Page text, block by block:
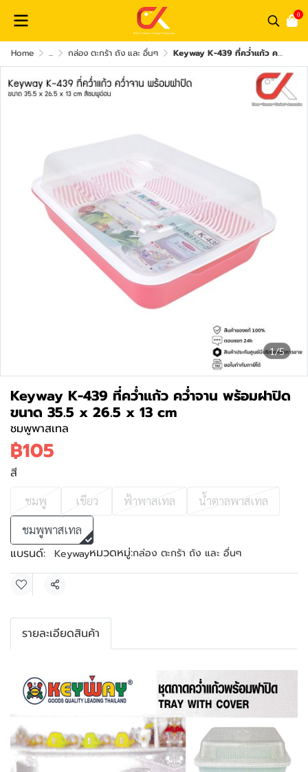
0
Home ... กล่อง ตะกร้า ถัง และ อื่นๆ Keyway K-439 ที่คว่ำแก้ว คว่ำจาน พร้อมฝาปิด ขนาด 35.5 x 26.5 x 13 cm
1/5
Keyway K-439 ที่คว่ำแก้ว คว่ำจาน พร้อมฝาปิด
ขนาด 35.5 x 26.5 x 13 cm
ชมพูพาสเทล
฿105
สี
ชมพู เขียว ฟ้าพาสเทล
น้ำตาลพาสเทล
ชมพูพาสเทล
แบรนด์: Keywayหมวดหมู่:กล่อง ตะกร้า ถัง และ อื่นๆ
แชร์
รายละเอียดสินค้า